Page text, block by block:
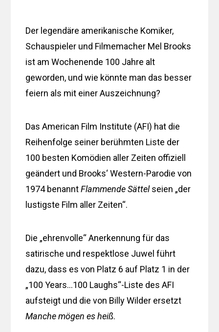
Der legendäre amerikanische Komiker,
Schauspieler und Filmemacher Mel Brooks
ist am Wochenende 100 Jahre alt
geworden, und wie könnte man das besser
feiern als mit einer Auszeichnung?
Das American Film Institute (AFI) hat die
Reihenfolge seiner berühmten Liste der
100 besten Komödien aller Zeiten offiziell
geändert und Brooks‘ Western-Parodie von
1974 benanntFlammende Sättelseien „der
lustigste Film aller Zeiten“.
Die „ehrenvolle“ Anerkennung für das
satirische und respektlose Juwel führt
dazu, dass es von Platz 6 auf Platz 1 in der
„100 Years…100 Laughs“-Liste des AFI
aufsteigt und die von Billy Wilder ersetzt
Manche mögen es heiß.